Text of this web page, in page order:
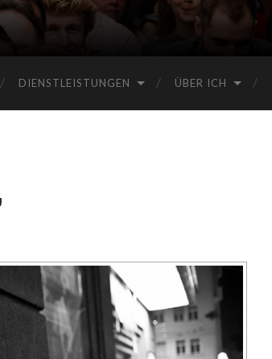
DIENSTLEISTUNGEN ÜBER ICH